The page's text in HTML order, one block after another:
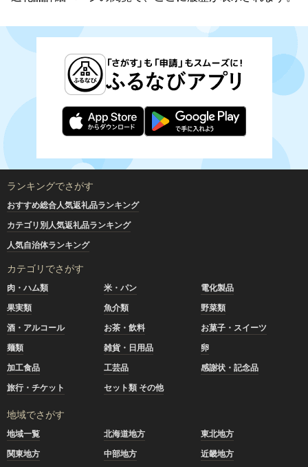
ランキングでさがす
おすすめ総合人気返礼品ランキング
カテゴリ別人気返礼品ランキング
人気自治体ランキング
カテゴリでさがす
肉・ハム類 米・パン
電化製品
果実類
魚介類
野菜類
酒・アルコール
お茶・飲料
お菓子・スイーツ
麺類
雑貨・日用品
卵
加工食品
工芸品
感謝状・記念品
旅行・チケット
セット類 その他
地域でさがす
地域一覧 北海道地方
東北地方
関東地方
中部地方
近畿地方